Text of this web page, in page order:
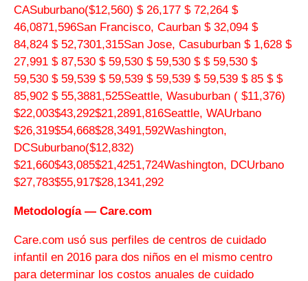
CASuburbano($12,560) $ 26,177 $ 72,264 $
46,0871,596San Francisco, Caurban $ 32,094 $
84,824 $ 52,7301,315San Jose, Casuburban $ 1,628 $
27,991 $ 87,530 $ 59,530 $ 59,530 $ $ 59,530 $
59,530 $ 59,539 $ 59,539 $ 59,539 $ 59,539 $ 85 $ $
85,902 $ 55,3881,525Seattle, Wasuburban ( $11,376)
$22,003$43,292$21,2891,816Seattle, WAUrbano
$26,319$54,668$28,3491,592Washington,
DCSuburbano($12,832)
$21,660$43,085$21,4251,724Washington, DCUrbano
$27,783$55,917$28,1341,292
Metodología — Care.com
Care.com usó sus perfiles de centros de cuidado
infantil en 2016 para dos niños en el mismo centro
para determinar los costos anuales de cuidado